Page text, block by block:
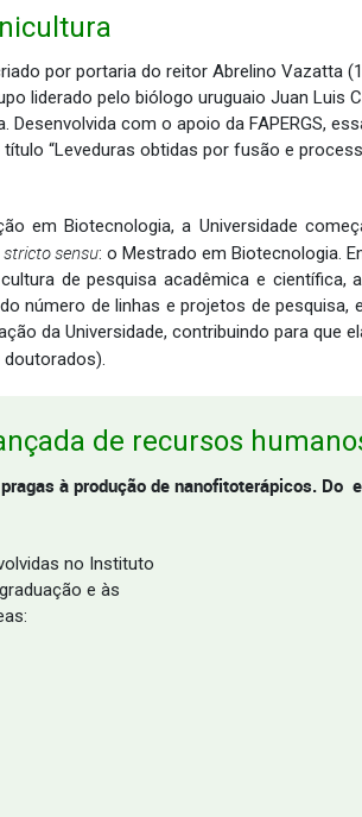
por portaria do reitor Abrelino Vazatta
liderado pelo biólogo uruguaio Juan Luis
com o apoio da FAPERGS,
“Leveduras obtidas por fusão e
em Biotecnologia, a Universidade
stricto sensu: o Mestrado em Biotecnologia.
de pesquisa acadêmica e científica,
número de linhas e projetos de pesquisa,
da Universidade, contribuindo para que
de recursos
à produção de nanofitoterápicos. Do
no Instituto
e às